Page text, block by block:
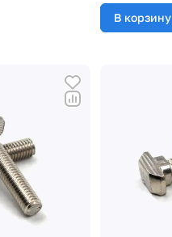
В корзину